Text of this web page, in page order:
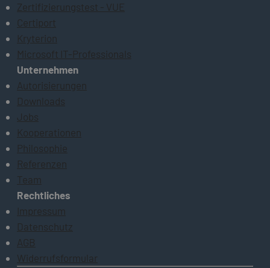
Zertifizierungstest - VUE
Certiport
Kryterion
Microsoft IT-Professionals
Unternehmen
Autorisierungen
Downloads
Jobs
Kooperationen
Philosophie
Referenzen
Team
Rechtliches
Impressum
Datenschutz
AGB
Widerrufsformular